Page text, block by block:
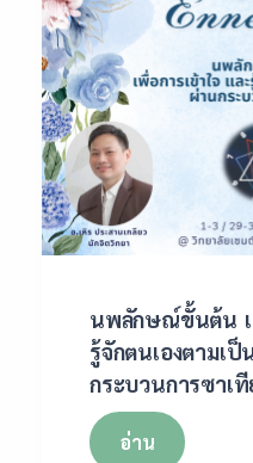
นพลักษณ์ขั้นต้น เ
รู้จักตนเองตามเป็
กระบวนการซาเที
อ่าน